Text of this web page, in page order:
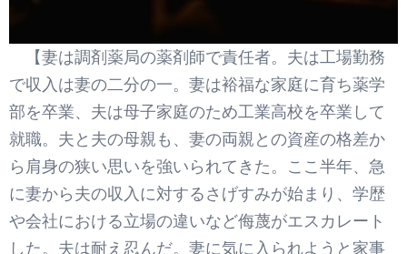
【妻は調剤薬局の薬剤師で責任者。夫は工場勤務
で収入は妻の二分の一。妻は裕福な家庭に育ち薬学
部を卒業、夫は母子家庭のため工業高校を卒業して
就職。夫と夫の母親も、妻の両親との資産の格差か
ら肩身の狭い思いを強いられてきた。ここ半年、急
に妻から夫の収入に対するさげすみが始まり、学歴
や会社における立場の違いなど侮蔑がエスカレート
した。夫は耐え忍んだ。妻に気に入られようと家事